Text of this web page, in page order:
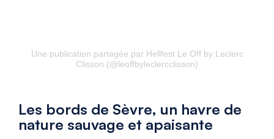
Une publication partagée par Hellfest Le Off by Leclerc
Clisson (@leoffbyleclercclisson)
Les bords de Sèvre, un havre de
nature sauvage et apaisante